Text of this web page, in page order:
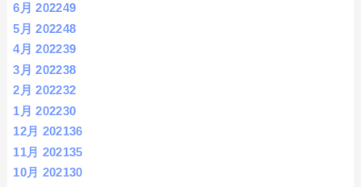
6月 202249
5月 202248
4月 202239
3月 202238
2月 202232
1月 202230
12月 202136
11月 202135
10月 202130